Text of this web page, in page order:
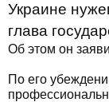
Украине
глава
Об этом он
По его